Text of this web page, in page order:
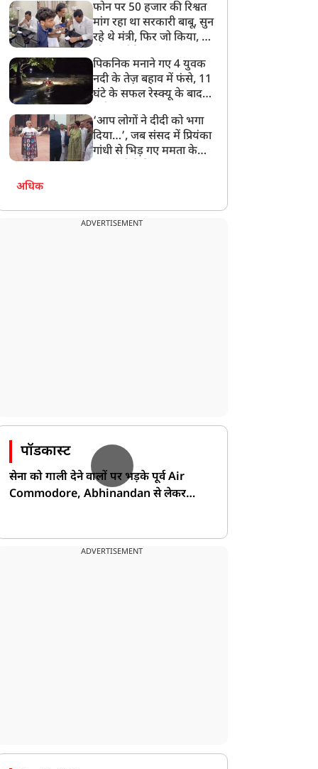
बेटी को गोद लें प्रधानमंत्री
फोन पर 50 हजार की रिश्वत
मांग रहा था सरकारी बाबू, सुन
रहे थे मंत्री, फिर जो किया, वो
पिकनिक मनाने गए 4 युवक
नदी के तेज़ बहाव में फंसे, 11
घंटे के सफल रेस्क्यू के बाद
‘आप लोगों ने दीदी को भगा
दिया…’, जब संसद में प्रियंका
गांधी से भिड़ गए ममता के
अधिक
ADVERTISEMENT
पॉडकास्ट
सेना को गाली देने वालों पर भड़के पूर्व Air
Commodore, Abhinandan से लेकर
ADVERTISEMENT